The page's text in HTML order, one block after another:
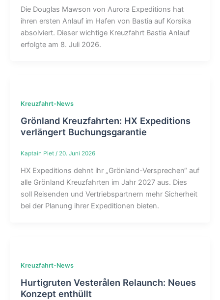
Die Douglas Mawson von Aurora Expeditions hat
ihren ersten Anlauf im Hafen von Bastia auf Korsika
absolviert. Dieser wichtige Kreuzfahrt Bastia Anlauf
erfolgte am 8. Juli 2026.
Kreuzfahrt-News
Grönland Kreuzfahrten: HX Expeditions
verlängert Buchungsgarantie
Kaptain Piet / 20. Juni 2026
HX Expeditions dehnt ihr „Grönland-Versprechen“ auf
alle Grönland Kreuzfahrten im Jahr 2027 aus. Dies
soll Reisenden und Vertriebspartnern mehr Sicherheit
bei der Planung ihrer Expeditionen bieten.
Kreuzfahrt-News
Hurtigruten Vesterålen Relaunch: Neues
Konzept enthüllt